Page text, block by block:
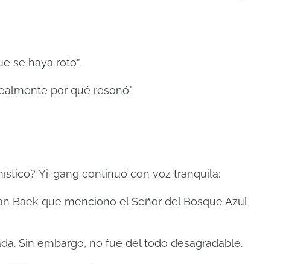
se haya roto”.
por qué resonó."
Yi-gang continuó con voz tranquila:
Baek que mencionó el Señor del Bosque Azul
Sin embargo, no fue del todo desagradable.